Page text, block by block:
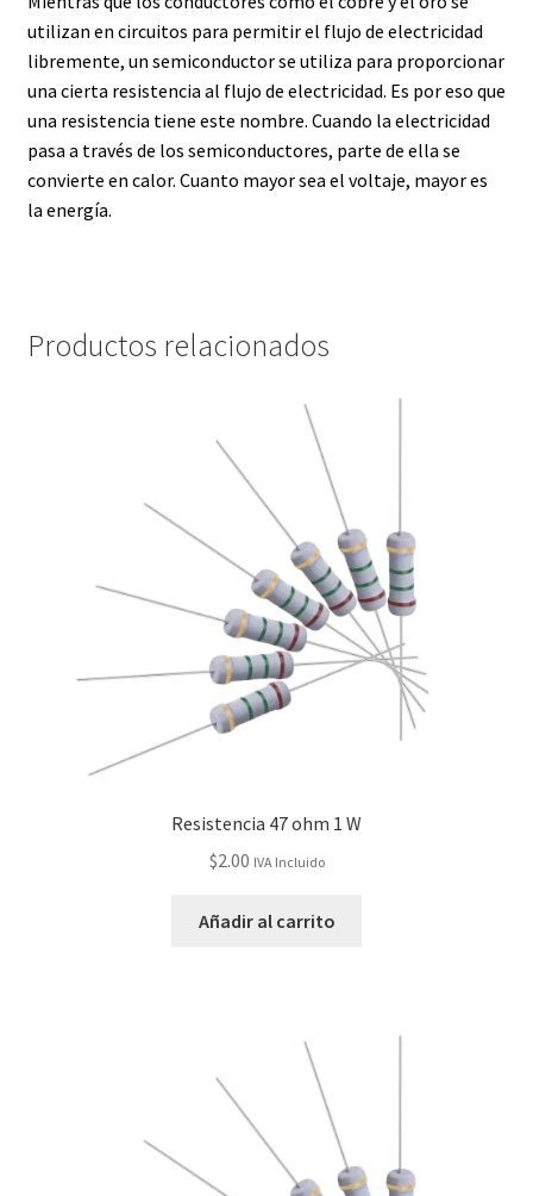
utilizan en circuitos para permitir el flujo de electricidad
libremente, un semiconductor se utiliza para proporcionar
una cierta resistencia al flujo de electricidad. Es por eso que
una resistencia tiene este nombre. Cuando la electricidad
pasa a través de los semiconductores, parte de ella se
convierte en calor. Cuanto mayor sea el voltaje, mayor es
la energía.
Productos relacionados
Resistencia 47 ohm 1 W
$2.00 IVA Incluido
Añadir al carrito